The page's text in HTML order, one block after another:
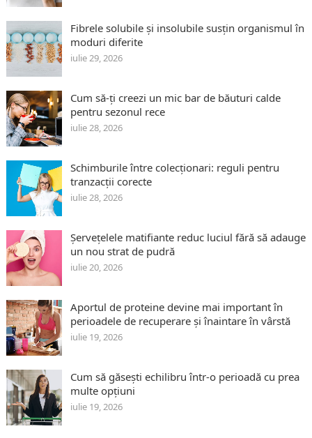
Fibrele solubile și insolubile susțin organismul în
moduri diferite
iulie 29, 2026
Cum să-ți creezi un mic bar de băuturi calde
pentru sezonul rece
iulie 28, 2026
Schimburile între colecționari: reguli pentru
tranzacții corecte
iulie 28, 2026
Șervețelele matifiante reduc luciul fără să adauge
un nou strat de pudră
iulie 20, 2026
Aportul de proteine devine mai important în
perioadele de recuperare și înaintare în vârstă
iulie 19, 2026
Cum să găsești echilibru într-o perioadă cu prea
multe opțiuni
iulie 19, 2026